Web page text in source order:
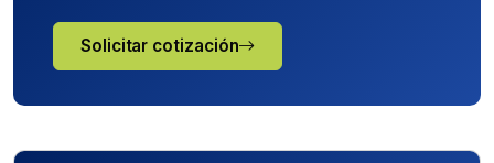
Solicitar cotización